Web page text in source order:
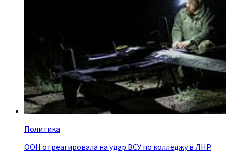
Политика
ООН отреагировала на удар ВСУ по колледжу в ЛНР